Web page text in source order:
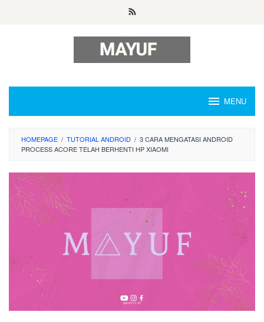
MENU
HOMEPAGE / TUTORIAL ANDROID / 3 CARA MENGATASI ANDROID
PROCESS ACORE TELAH BERHENTI HP XIAOMI